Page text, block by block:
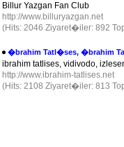
Billur Yazgan Fan Club
http://www.billuryazgan.net
(Hits: 2046 Ziyaret�iler: 892
�brahim Tatl�ses, �brahim
ibrahim tatlises, vidivodo,
http://www.ibrahim-tatlises.net
(Hits: 2108 Ziyaret�iler: 813